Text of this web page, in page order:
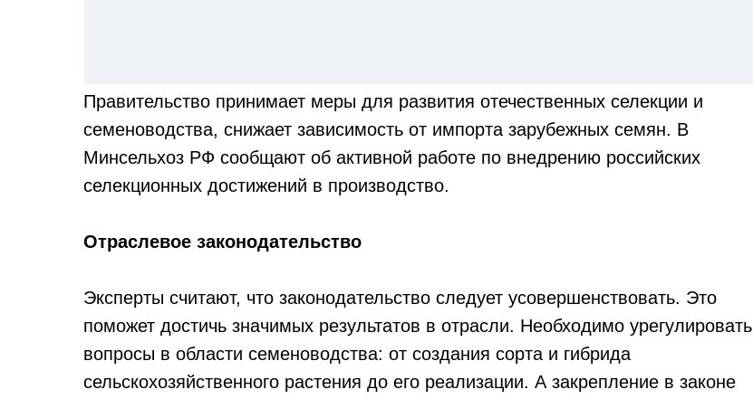
Правительство принимает меры для развития отечественных селекции и
семеноводства, снижает зависимость от импорта зарубежных семян. В
Минсельхоз РФ сообщают об активной работе по внедрению российских
селекционных достижений в производство.
Отраслевое законодательство
Эксперты считают, что законодательство следует усовершенствовать. Это
поможет достичь значимых результатов в отрасли. Необходимо урегулировать
вопросы в области семеноводства: от создания сорта и гибрида
сельскохозяйственного растения до его реализации. А закрепление в законе